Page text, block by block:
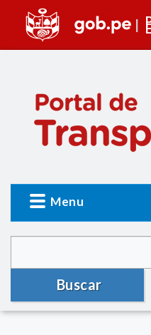
Menu
Buscar